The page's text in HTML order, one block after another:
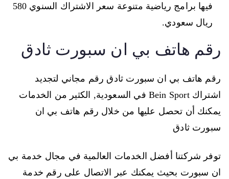
فيها برامج رياضية متنوعة سعر الاشتراك السنوي 580
ريال سعودي.
رقم هاتف بي ان سبورت ثادق
رقم هاتف بي ان سبورت ثادق رقم مجاني لتجديد
اشتراك Bein Sport في السعودية, الكثير من الخدمات
يمكنك أن تحصل عليها من خلال رقم هاتف بي ان
سبورت ثادق
توفر شركتنا أفضل الخدمات العالمية في مجال خدمة بي
ان سبورت بحيث يمكنك عبر الاتصال على رقم خدمة